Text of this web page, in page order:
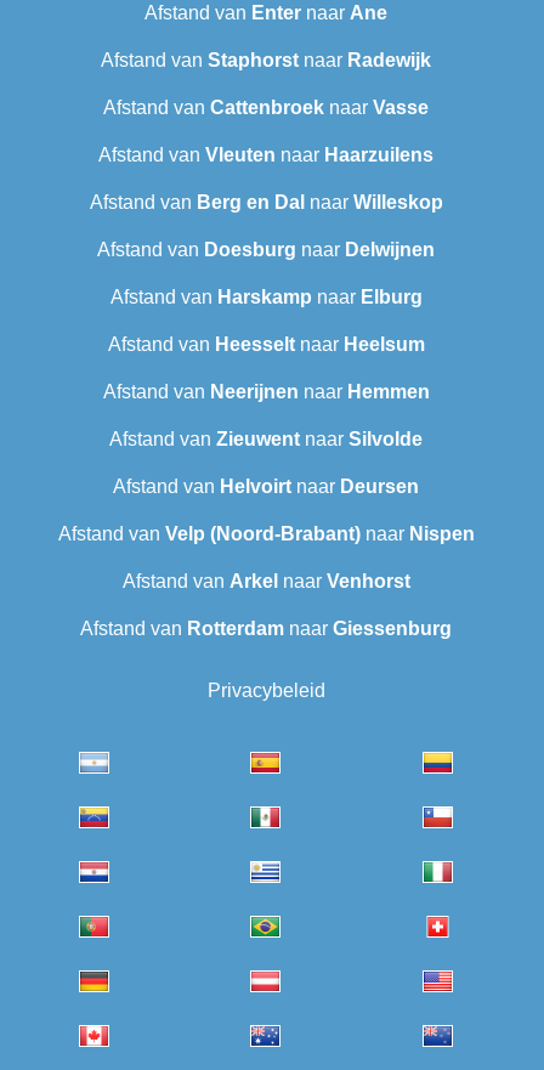
Afstand van Enter naar Ane
Afstand van Staphorst naar Radewijk
Afstand van Cattenbroek naar Vasse
Afstand van Vleuten naar Haarzuilens
Afstand van Berg en Dal naar Willeskop
Afstand van Doesburg naar Delwijnen
Afstand van Harskamp naar Elburg
Afstand van Heesseltnaar Heelsum
Afstand van Neerijnen naar Hemmen
Afstand van Zieuwent naar Silvolde
Afstand van Helvoirt naar Deursen
Afstand van Velp (Noord-Brabant)naar Nispen
Afstand van Arkel naar Venhorst
Afstand van Rotterdam naar Giessenburg
Privacybeleid